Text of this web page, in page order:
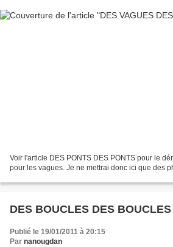
Voir l'article DES PONTS DES PONTS pour le
pour les vagues. Je ne mettrai donc ici que des
DES BOUCLES DES BOUCLES
Publié le 19/01/2011 à 20:15
Par nanougdan